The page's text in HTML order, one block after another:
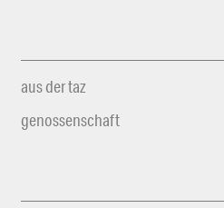
aus der taz
genossenschaft